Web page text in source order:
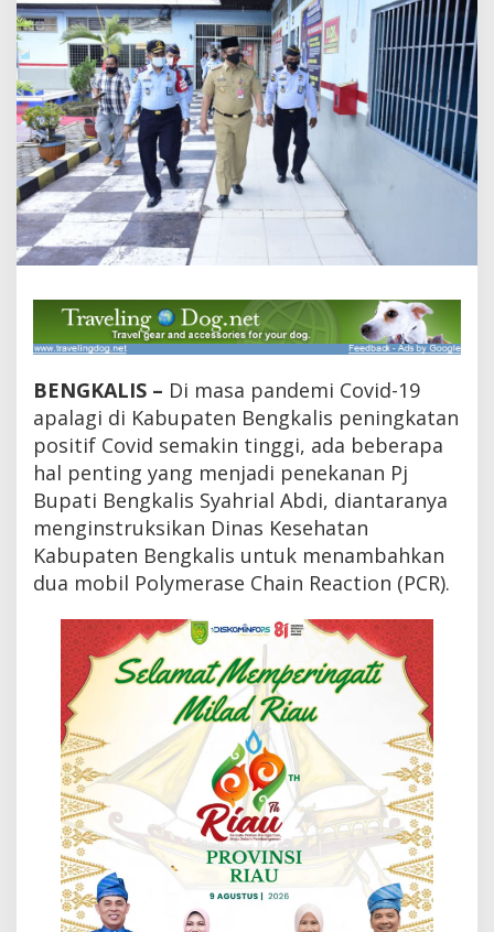
s
u
s
C
o
v
i
1
9
i
n
i
g
g
i
P
B
u
p
t
B
e
n
g
a
l
i
s
I
n
s
t
BENGKALIS – Di masa pandemi Covid-19
apalagi di Kabupaten Bengkalis peningkatan
positif Covid semakin tinggi, ada beberapa
hal penting yang menjadi penekanan Pj
Bupati Bengkalis Syahrial Abdi, diantaranya
menginstruksikan Dinas Kesehatan
Kabupaten Bengkalis untuk menambahkan
dua mobil Polymerase Chain Reaction (PCR).